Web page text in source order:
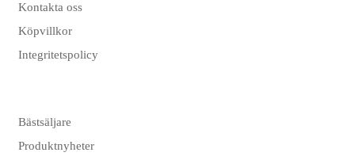
Kontakta oss
Köpvillkor
Integritetspolicy
Bästsäljare
Produktnyheter